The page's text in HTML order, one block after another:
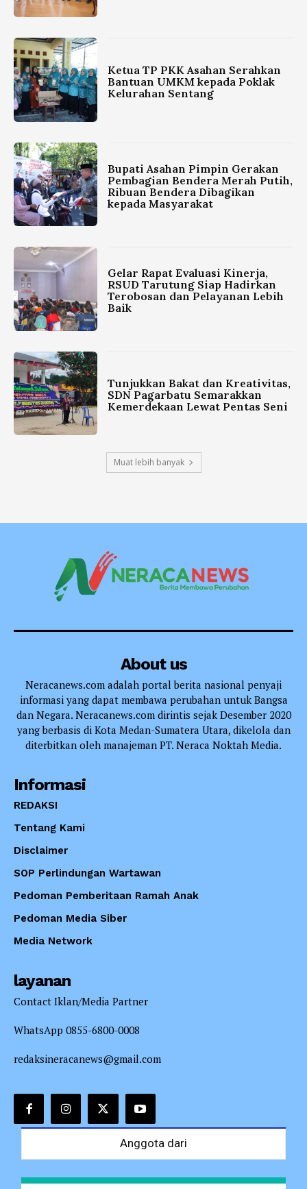
Ketua TP PKK Asahan Serahkan
Bantuan UMKM kepada Poklak
Kelurahan Sentang
Bupati Asahan Pimpin Gerakan
Pembagian Bendera Merah Putih,
Ribuan Bendera Dibagikan
kepada Masyarakat
Gelar Rapat Evaluasi Kinerja,
RSUD Tarutung Siap Hadirkan
Terobosan dan Pelayanan Lebih
Baik
Tunjukkan Bakat dan Kreativitas,
SDN Pagarbatu Semarakkan
Kemerdekaan Lewat Pentas Seni
Muat lebih banyak
About us
Neracanews.com adalah portal berita nasional penyaji
informasi yang dapat membawa perubahan untuk Bangsa
dan Negara. Neracanews.com dirintis sejak Desember 2020
yang berbasis di Kota Medan-Sumatera Utara, dikelola dan
diterbitkan oleh manajeman PT. Neraca Noktah Media.
Informasi
REDAKSI
Tentang Kami
Disclaimer
SOP Perlindungan Wartawan
Pedoman Pemberitaan Ramah Anak
Pedoman Media Siber
Media Network
layanan
Contact Iklan/Media Partner
WhatsApp 0855-6800-0008
redaksineracanews@gmail.com
Anggota dari